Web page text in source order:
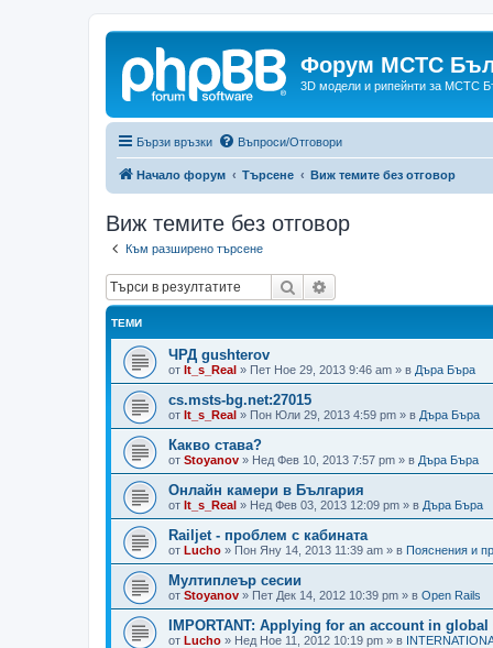
Форум МСТС
3D модели и рипейнти за МСТС
Бързи връзки Въпроси/Отговори
Начало форум Търсене Виж темите без отговор
Виж темите без отговор
Към разширено търсене
Търсене
ТЕМИ
ЧРД gushterov
от It_s_Real » Пет Ное 29, 2013 9:46 am » в Дъра Бъра
cs.msts-bg.net:27015
от It_s_Real » Пон Юли 29, 2013 4:59 pm » в Дъра Бъра
Какво става?
от Stoyanov » Нед Фев 10, 2013 7:57 pm » в Дъра Бъра
Онлайн камери в България
от It_s_Real » Нед Фев 03, 2013 12:09 pm » в Дъра Бъра
Railjet - проблем с кабината
от Lucho » Пон Яну 14, 2013 11:39 am » в Пояснения и
Мултиплеър сесии
от Stoyanov » Пет Дек 14, 2012 10:39 pm » в Open Rails
IMPORTANT: Applying for an account in global
от Lucho » Нед Ное 11, 2012 10:19 pm » в